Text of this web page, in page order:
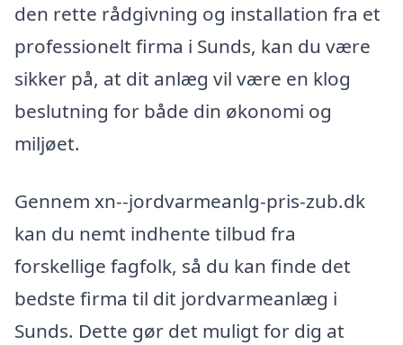
den rette rådgivning og installation fra et
professionelt firma i Sunds, kan du være
sikker på, at dit anlæg vil være en klog
beslutning for både din økonomi og
miljøet.
Gennem xn--jordvarmeanlg-pris-zub.dk
kan du nemt indhente tilbud fra
forskellige fagfolk, så du kan finde det
bedste firma til dit jordvarmeanlæg i
Sunds. Dette gør det muligt for dig at